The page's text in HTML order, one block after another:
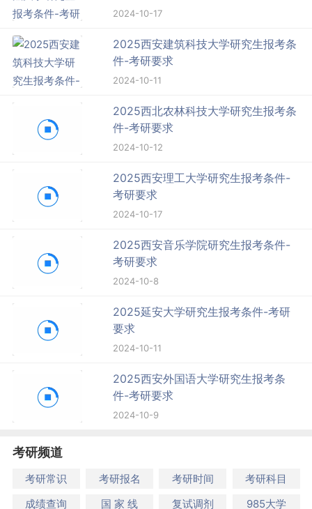
2024-10-17
2025西安建筑科技大学研究生报考条
件-考研要求
2024-10-11
2025西北农林科技大学研究生报考条
件-考研要求
2024-10-12
2025西安理工大学研究生报考条件-
考研要求
2024-10-17
2025西安音乐学院研究生报考条件-
考研要求
2024-10-8
2025延安大学研究生报考条件-考研
要求
2024-10-11
2025西安外国语大学研究生报考条
件-考研要求
2024-10-9
考研频道
考研常识 考研报名 考研时间
考研科目
成绩查询
国 家 线 复试调剂 985大学